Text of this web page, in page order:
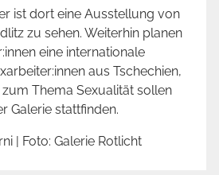
ist dort eine Ausstellung von
zu sehen. Weiterhin planen
eine internationale
aus Tschechien,
Thema Sexualität sollen
Galerie stattfinden.
| Foto: Galerie Rotlicht